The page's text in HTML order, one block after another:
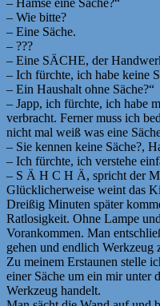
– Wie bitte?
– Eine Säche.
– ???
– Eine SÄCHE, der
– Ich fürchte, ich habe keine
– Ein Haushalt ohne Säche?“
– Japp, ich fürchte, ich habe
verbracht. Ferner muss ich
nicht mal weiß was eine
– Sie kennen keine Säche?,
– Ich fürchte, ich verstehe
– S Ä H C H Ä, spricht der
Glücklicherweise weint das
Dreißig Minuten später
Ratlosigkeit. Ohne Lampe
Vorankommen. Man
gehen und endlich Werkzeug
Zu meinem Erstaunen stelle
einer Säche um ein mir unter
Werkzeug handelt.